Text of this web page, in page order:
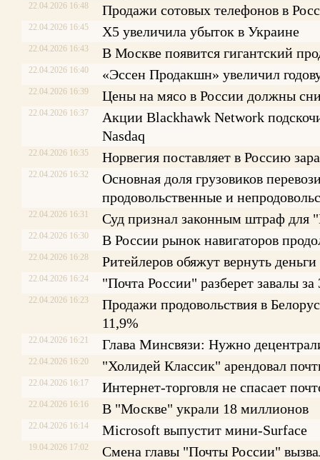
22.04.2026 16:48 Продажи сотовых телефонов в
22.04.2026 16:45 X5 увеличила убыток в Украине
22.04.2026 16:43 В Москве появится гигантский
22.04.2026 16:40 «Эссен Продакшн» увеличил
22.04.2026 16:39 Цены на мясо в России должны
22.04.2026 16:37
Акции Blackhawk Network
Nasdaq
22.04.2026 16:35 Норвегия поставляет в Россию
22.04.2026 16:32
Основная доля грузовиков
продовольственные и
22.04.2026 16:31 Суд признал законным штраф для
22.04.2026 16:30 В России рынок навигаторов
22.04.2026 16:28 Ритейлеров обяжут вернуть
22.04.2026 16:24 "Почта России" разберет завалы за
22.04.2026 16:23
Продажи продовольствия в
11,9%
22.04.2026 16:21 Глава Минсвязи: Нужно
22.04.2026 16:20 "Холидей Классик" арендовал
22.04.2026 16:17 Интернет-торговля не спасает
22.04.2026 16:16 В "Москве" украли 18 миллионов
22.04.2026 16:14 Microsoft выпустит мини-Surface
19.04.2026 17:02 Смена главы "Почты России"